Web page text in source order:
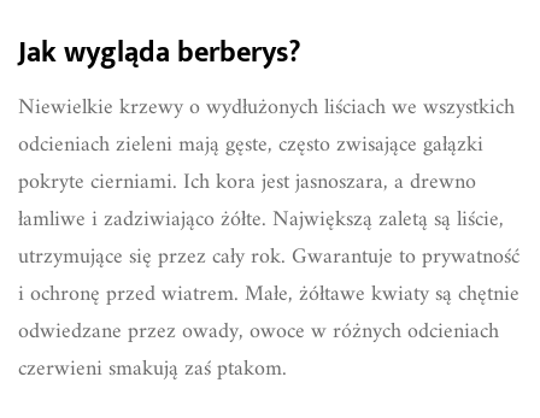
Jak wygląda berberys?
Niewielkie krzewy o wydłużonych liściach we wszystkich
odcieniach zieleni mają gęste, często zwisające gałązki
pokryte cierniami. Ich kora jest jasnoszara, a drewno
łamliwe i zadziwiająco żółte. Największą zaletą są liście,
utrzymujące się przez cały rok. Gwarantuje to prywatność
i ochronę przed wiatrem. Małe, żółtawe kwiaty są chętnie
odwiedzane przez owady, owoce w różnych odcieniach
czerwieni smakują zaś ptakom.